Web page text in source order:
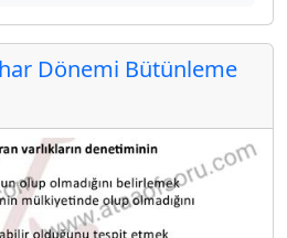
Dönemi Bütünleme